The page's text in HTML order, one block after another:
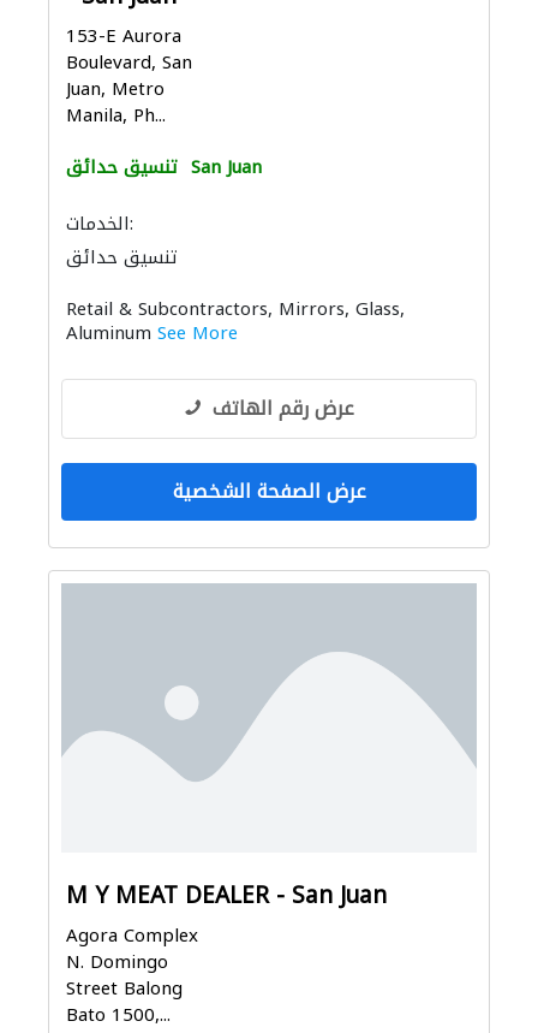
153-E Aurora
Boulevard, San
Juan, Metro
Manila, Ph...
تنسيق حدائق San Juan
الخدمات:
تنسيق حدائق
Retail & Subcontractors, Mirrors, Glass,
Aluminum See More
عرض رقم الهاتف
عرض الصفحة الشخصية
M Y MEAT DEALER - San Juan
Agora Complex
N. Domingo
Street Balong
Bato 1500,...